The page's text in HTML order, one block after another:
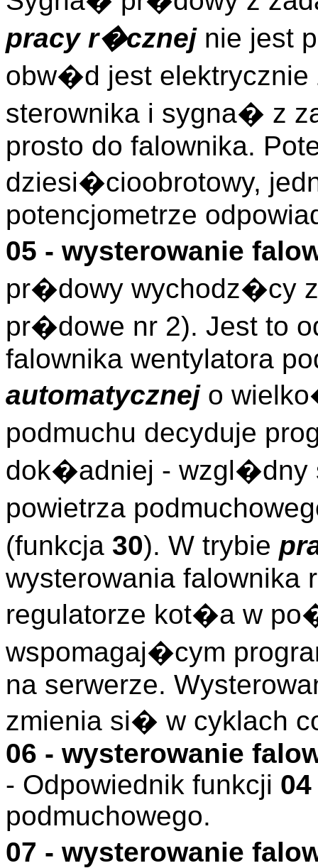
pracy r�cznejnie jest
obw�d jest
sterownika i sygna� z
prosto do falownika.
dziesi�cioobrotowy,
potencjometrze
05 - wysterowanie
pr�dowy wychodz�cy
pr�dowe nr 2). Jest to
falownika wentylatora
automatycznejo
podmuchu decyduje
dok�adniej - wzgl�dny
powietrza
(funkcja 30). W trybie
wysterowania falownika
regulatorze kot�a w
wspomagaj�cym
na serwerze.
zmienia si� w cyklach
06 - wysterowanie
- Odpowiednik funkcji 04
podmuchowego.
07 - wysterowanie